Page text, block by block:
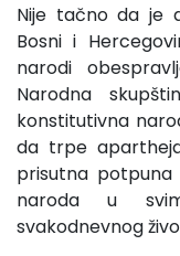
Nije tačno da je
Bosni i
narodi
Narodna
konstitutivna
da trpe
prisutna potpuna
naroda u
svakodnevnog